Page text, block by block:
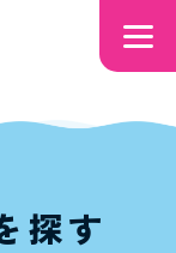
探す